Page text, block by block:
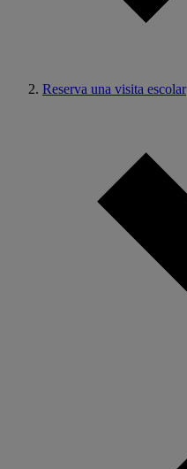
Reserva una visita escolar